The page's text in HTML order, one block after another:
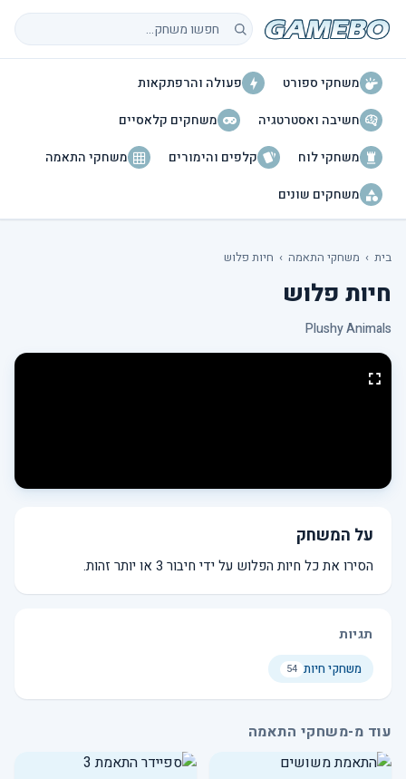
חיפוש משחקים
משחקי ספורט
פעולה והרפתקאות
חשיבה ואסטרטגיה
משחקים קלאסיים
משחקי לוח
קלפים והימורים
משחקי התאמה
משחקים שונים
בית › משחקי התאמה › חיות פלוש
חיות פלוש
Plushy Animals
על המשחק
הסירו את כל חיות הפלוש על ידי חיבור 3 או יותר זהות.
תגיות
משחקי חיות 54
עוד מ-משחקי התאמה